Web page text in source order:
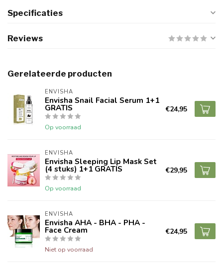
Specificaties
Reviews
Gerelateerde producten
ENVISHA
Envisha Snail Facial Serum 1+1
GRATIS
Op voorraad
€24,95
ENVISHA
Envisha Sleeping Lip Mask Set
(4 stuks) 1+1 GRATIS
Op voorraad
€29,95
ENVISHA
Envisha AHA - BHA - PHA -
Face Cream
Niet op voorraad
€24,95